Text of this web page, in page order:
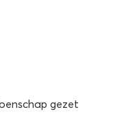
gezet